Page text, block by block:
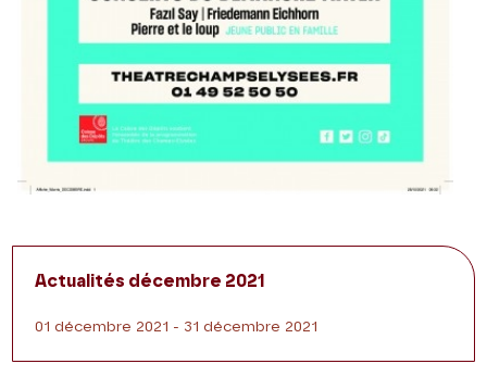
Actualités décembre 2021
01 décembre 2021 - 31 décembre 2021